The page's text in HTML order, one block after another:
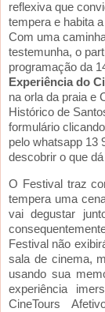
reflexiva que
tempera e habita
Com uma
testemunha, o
programação da
Experiência do
na orla da praia e
Histórico de
formulário clicando
pelo whatsapp 13
descobrir o que
O Festival traz
tempera uma
vai degustar
Festival não
sala de cinema,
usando sua
experiência
CineTours